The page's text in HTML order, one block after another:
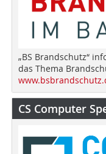
„BS Brandschutz“
das Thema
CS Computer